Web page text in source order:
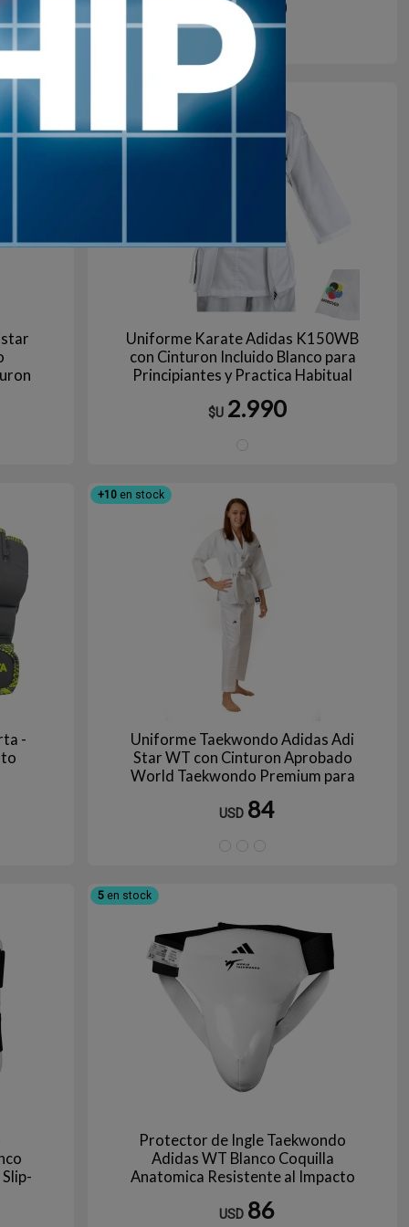
2.690
Uniforme Karate Adidas K150WB
con Cinturon Incluido Blanco para
Principiantes y Practica Habitual
$U 2.990
-
+10en stock
Uniforme Taekwondo Adidas Adi
Star WT con Cinturon Aprobado
World Taekwondo Premium para
USD 84
5en stock
Protector de Ingle Taekwondo
Adidas WT Blanco Coquilla
Anatomica Resistente al Impacto
USD 86